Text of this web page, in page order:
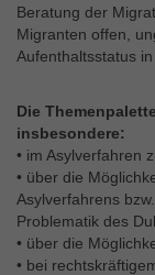
Beratung der
Migranten offen,
Aufenthaltsstatus
Die
insbesondere:
• im Asylverfahren
• über die
Asylverfahrens
Problematik des
• über die
• bei